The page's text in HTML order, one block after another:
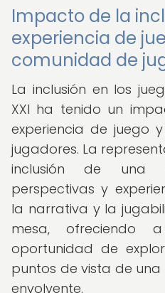
Impacto de la
experiencia de
comunidad de
La inclusión en los
XXI ha tenido un
experiencia de juego
jugadores. La
inclusión de una
perspectivas y
la narrativa y la
mesa, ofreciendo
oportunidad de
puntos de vista de
envolvente.